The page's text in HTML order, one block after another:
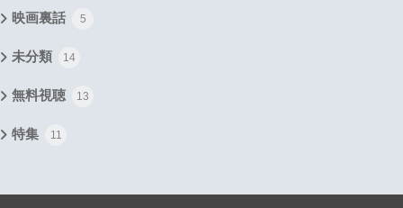
映画裏話 5
未分類 14
無料視聴 13
特集 11